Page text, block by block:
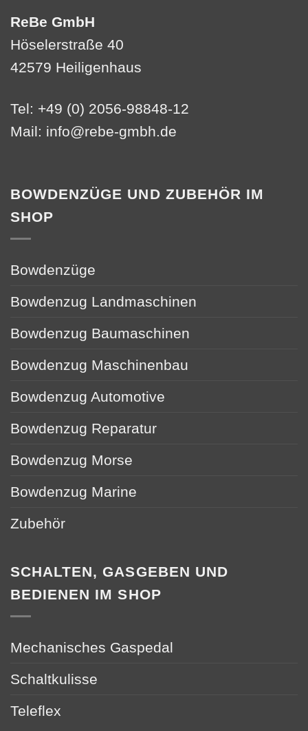
ReBe GmbH
Höselerstraße 40
42579 Heiligenhaus
Tel: +49 (0) 2056-98848-12
Mail: info@rebe-gmbh.de
BOWDENZÜGE UND ZUBEHÖR IM
SHOP
Bowdenzüge
Bowdenzug Landmaschinen
Bowdenzug Baumaschinen
Bowdenzug Maschinenbau
Bowdenzug Automotive
Bowdenzug Reparatur
Bowdenzug Morse
Bowdenzug Marine
Zubehör
SCHALTEN, GASGEBEN UND
BEDIENEN IM SHOP
Mechanisches Gaspedal
Schaltkulisse
Teleflex